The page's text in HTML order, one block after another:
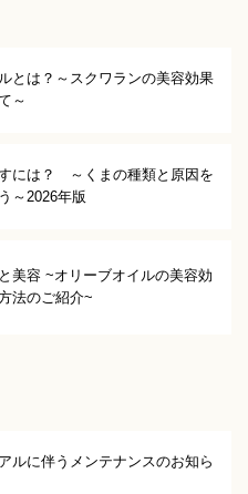
とは？～スクワランの美容効果
～
には？ ～くまの種類と原因を
～2026年版
美容 ~オリーブオイルの美容効
法のご紹介~
ルに伴うメンテナンスのお知ら